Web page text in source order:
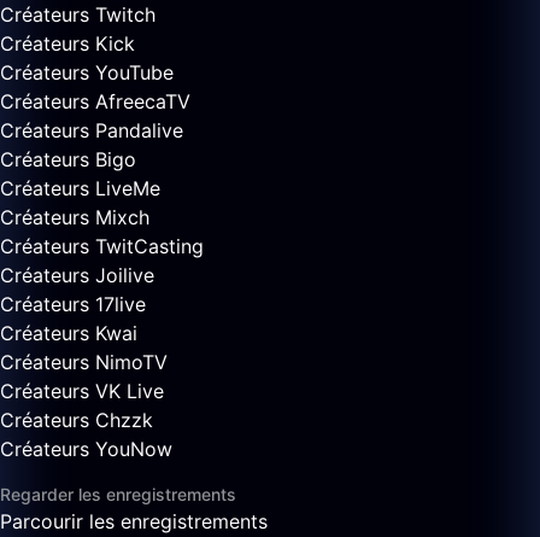
Créateurs Twitch
Créateurs Kick
Créateurs YouTube
Créateurs AfreecaTV
Créateurs Pandalive
Créateurs Bigo
Créateurs LiveMe
Créateurs Mixch
Créateurs TwitCasting
Créateurs Joilive
Créateurs 17live
Créateurs Kwai
Créateurs NimoTV
Créateurs VK Live
Créateurs Chzzk
Créateurs YouNow
Regarder les enregistrements
Parcourir les enregistrements